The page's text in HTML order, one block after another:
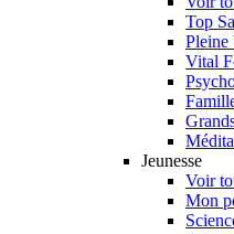
Top
Pleine
Vital
Jeunesse
Voir
Mon